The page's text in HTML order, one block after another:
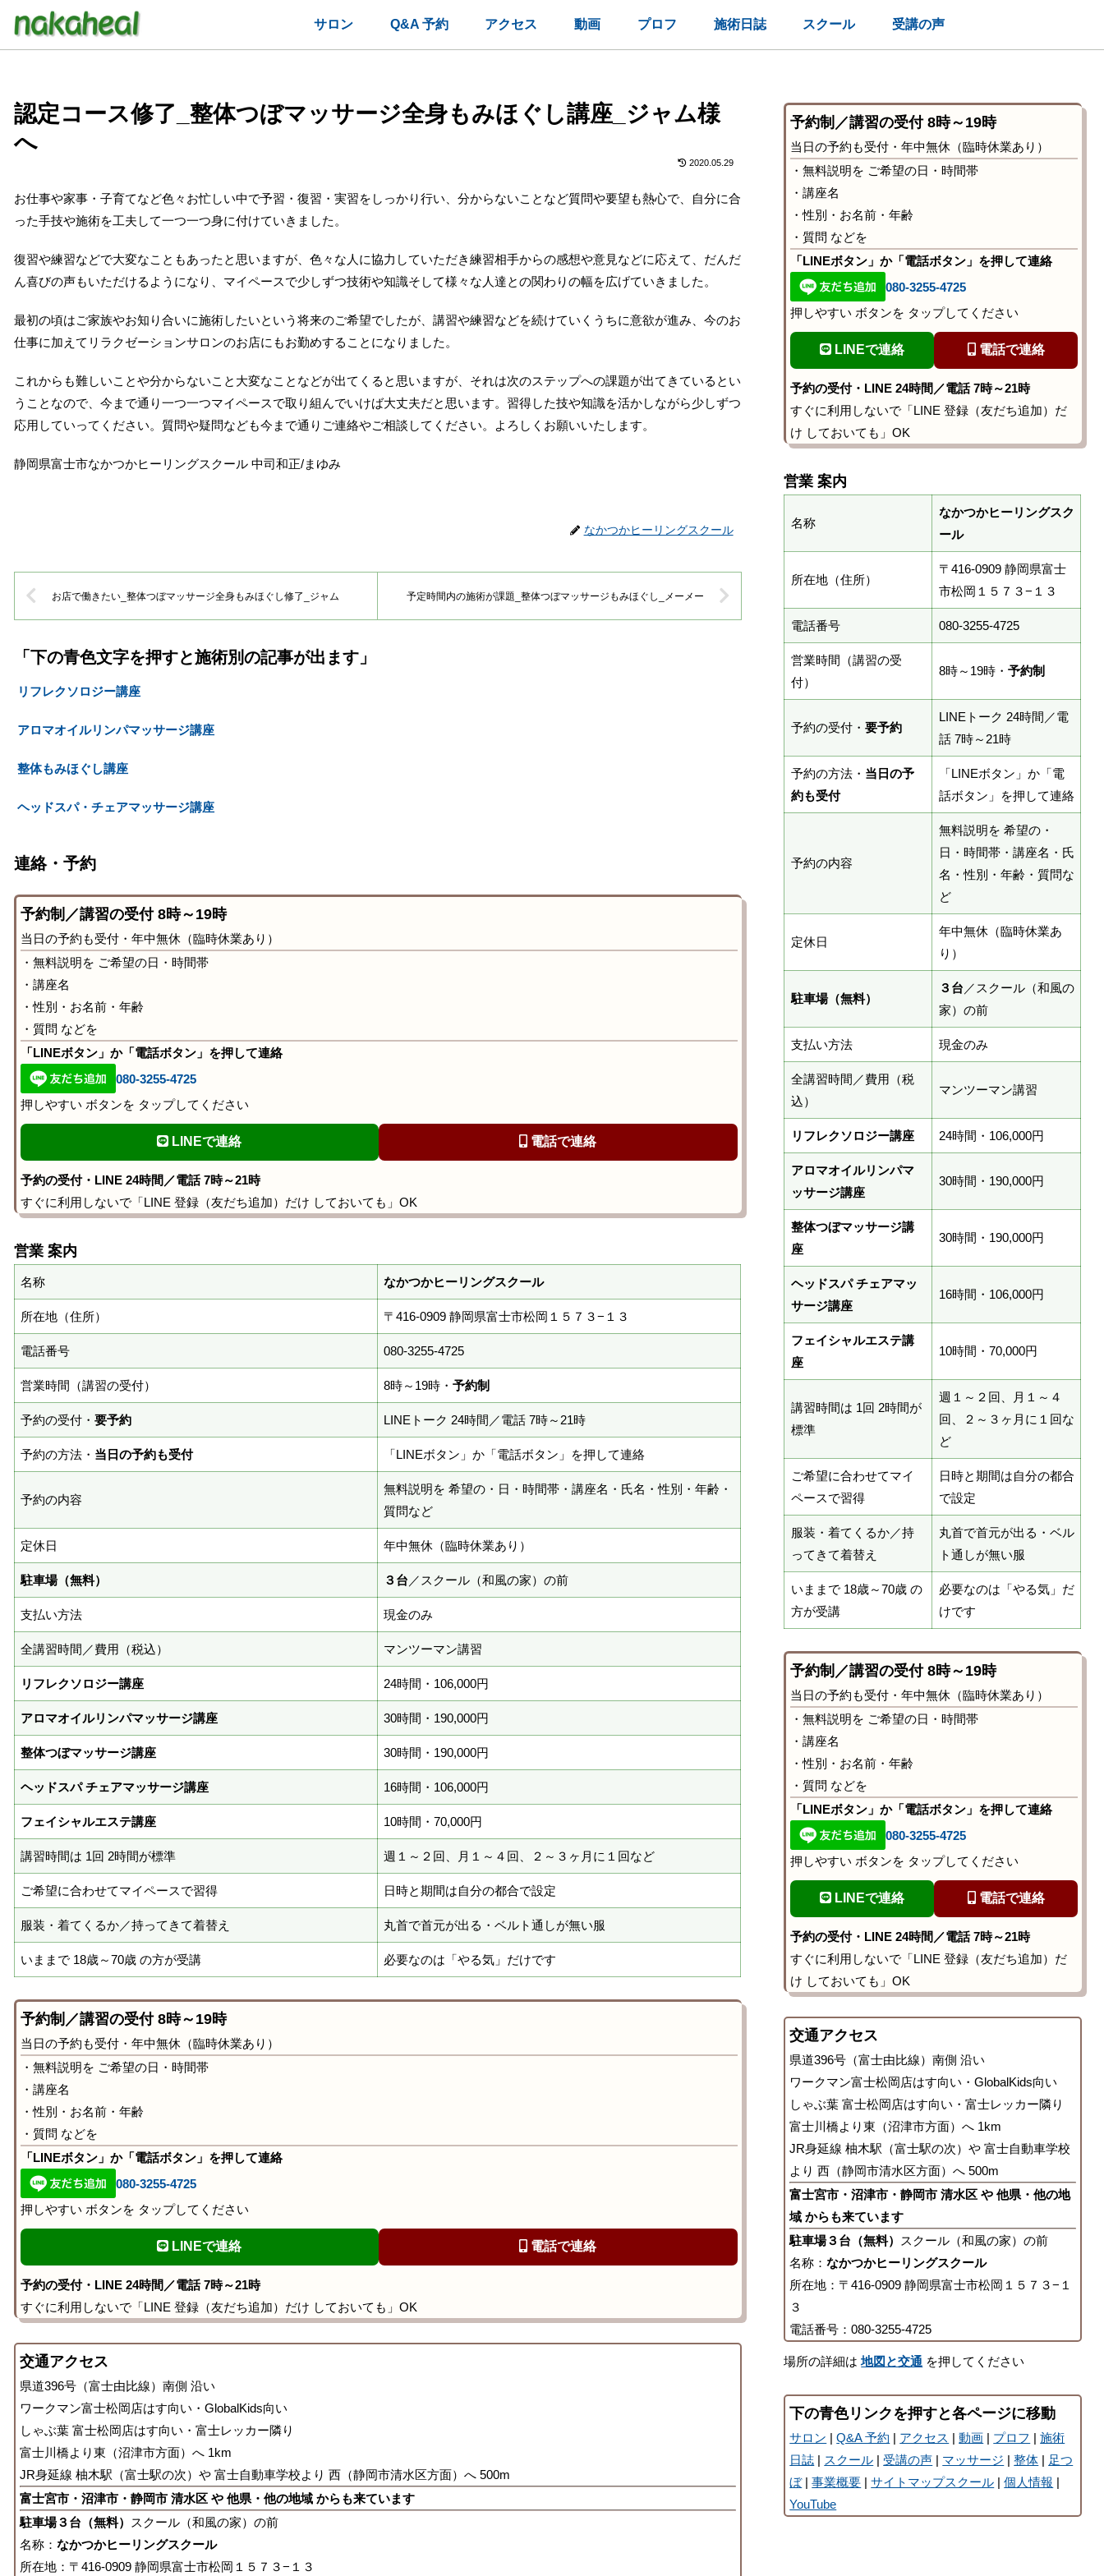
サロン Q&A 予約 アクセス 動画 プロフ 施術日誌 スクール 受講の声
認定コース修了_整体つぼマッサージ全身もみほぐし講座_ジャム様
へ
2020.05.29
お仕事や家事・子育てなど色々お忙しい中で予習・復習・実習をしっかり行い、分からないことなど質問や要望も熱心で、自分に合
った手技や施術を工夫して一つ一つ身に付けていきました。
復習や練習などで大変なこともあったと思いますが、色々な人に協力していただき練習相手からの感想や意見などに応えて、だんだ
ん喜びの声もいただけるようになり、マイペースで少しずつ技術や知識そして様々な人達との関わりの幅を広げていきました。
最初の頃はご家族やお知り合いに施術したいという将来のご希望でしたが、講習や練習などを続けていくうちに意欲が進み、今のお
仕事に加えてリラクゼーションサロンのお店にもお勤めすることになりました。
これからも難しいことや分からないこと大変なことなどが出てくると思いますが、それは次のステップへの課題が出てきているとい
うことなので、今まで通り一つ一つマイペースで取り組んでいけば大丈夫だと思います。習得した技や知識を活かしながら少しずつ
応用していってください。質問や疑問なども今まで通りご連絡やご相談してください。よろしくお願いいたします。
静岡県富士市なかつかヒーリングスクール 中司和正/まゆみ
なかつかヒーリングスクール
お店で働きたい_整体つぼマッサージ全身もみほぐし修了_ジャム 予定時間内の施術が課題_整体つぼマッサージもみほぐし_メーメー
「下の青色文字を押すと施術別の記事が出ます」
リフレクソロジー講座
アロマオイルリンパマッサージ講座
整体もみほぐし講座
ヘッドスパ・チェアマッサージ講座
連絡・予約
予約制／講習の受付 8時～19時
当日の予約も受付・年中無休（臨時休業あり）
・無料説明を ご希望の日・時間帯
・講座名
・性別・お名前・年齢
・質問 などを
「LINEボタン」か「電話ボタン」を押して連絡
080-3255-4725
押しやすい ボタンを タップしてください
LINEで連絡 電話で連絡
予約の受付・LINE 24時間／電話 7時～21時
すぐに利用しないで「LINE 登録（友だち追加）だけ しておいても」OK
営業 案内
名称 なかつかヒーリングスクール
所在地（住所） 〒416-0909 静岡県富士市松岡１５７３−１３
電話番号 080-3255-4725
営業時間（講習の受付） 8時～19時・予約制
予約の受付・要予約 LINEトーク 24時間／電話 7時～21時
予約の方法・ 当日の予約も受付 「LINEボタン」か「電話ボタン」を押して連絡
予約の内容
無料説明を 希望の・日・時間帯・講座名・氏名・性別・年齢・
質問など
定休日 年中無休（臨時休業あり）
駐車場（無料） ３台 ／スクール（和風の家）の前
支払い方法 現金のみ
全講習時間／費用（税込） マンツーマン講習
リフレクソロジー講座 24時間・106,000円
アロマオイルリンパマッサージ講座 30時間・190,000円
整体つぼマッサージ講座 30時間・190,000円
ヘッドスパ チェアマッサージ講座 16時間・106,000円
フェイシャルエステ講座 10時間・70,000円
講習時間は 1回 2時間が標準 週１～２回、月１～４回、２～３ヶ月に１回など
ご希望に合わせてマイペースで習得 日時と期間は自分の都合で設定
服装・着てくるか／持ってきて着替え 丸首で首元が出る・ベルト通しが無い服
いままで 18歳～70歳 の方が受講 必要なのは「やる気」だけです
予約制／講習の受付 8時～19時
当日の予約も受付・年中無休（臨時休業あり）
・無料説明を ご希望の日・時間帯
・講座名
・性別・お名前・年齢
・質問 などを
「LINEボタン」か「電話ボタン」を押して連絡
080-3255-4725
押しやすい ボタンを タップしてください
LINEで連絡 電話で連絡
予約の受付・LINE 24時間／電話 7時～21時
すぐに利用しないで「LINE 登録（友だち追加）だけ しておいても」OK
交通アクセス
県道396号（富士由比線）南側 沿い
ワークマン富士松岡店はす向い・GlobalKids向い
しゃぶ葉 富士松岡店はす向い・富士レッカー隣り
富士川橋より東（沼津市方面）へ 1km
JR身延線 柚木駅（富士駅の次）や 富士自動車学校より 西（静岡市清水区方面）へ 500m
富士宮市・沼津市・静岡市 清水区 や 他県・他の地域 からも来ています
駐車場３台（無料）
スクール（和風の家）の前
名称： なかつかヒーリングスクール
所在地：〒416-0909 静岡県富士市松岡１５７３−１３
予約制／講習の受付 8時～19時
当日の予約も受付・年中無休（臨時休業あり）
・無料説明を ご希望の日・時間帯
・講座名
・性別・お名前・年齢
・質問 などを
「LINEボタン」か「電話ボタン」を押して連絡
080-3255-4725
押しやすい ボタンを タップしてください
LINEで連絡 電話で連絡
予約の受付・LINE 24時間／電話 7時～21時
すぐに利用しないで「LINE 登録（友だち追加）だ
け しておいても」OK
営業 案内
名称
なかつかヒーリングスク
ール
所在地（住所）
〒416-0909 静岡県富士
市松岡１５７３−１３
電話番号 080-3255-4725
営業時間（講習の受
付）
8時～19時・ 予約制
予約の受付・ 要予約
LINEトーク 24時間／電
話 7時～21時
予約の方法・ 当日の予
約も受付
「LINEボタン」か「電
話ボタン」を押して連絡
予約の内容
無料説明を 希望の・
日・時間帯・講座名・氏
名・性別・年齢・質問な
ど
定休日
年中無休（臨時休業あ
り）
駐車場（無料）
３台 ／スクール（和風の
家）の前
支払い方法 現金のみ
全講習時間／費用（税
込）
マンツーマン講習
リフレクソロジー講座 24時間・106,000円
アロマオイルリンパマ
ッサージ講座
30時間・190,000円
整体つぼマッサージ講
座
30時間・190,000円
ヘッドスパ チェアマッ
サージ講座
16時間・106,000円
フェイシャルエステ講
座
10時間・70,000円
講習時間は 1回 2時間が
標準
週１～２回、月１～４
回、２～３ヶ月に１回な
ど
ご希望に合わせてマイ
ペースで習得
日時と期間は自分の都合
で設定
服装・着てくるか／持
ってきて着替え
丸首で首元が出る・ベル
ト通しが無い服
いままで 18歳～70歳 の
方が受講
必要なのは「やる気」だ
けです
予約制／講習の受付 8時～19時
当日の予約も受付・年中無休（臨時休業あり）
・無料説明を ご希望の日・時間帯
・講座名
・性別・お名前・年齢
・質問 などを
「LINEボタン」か「電話ボタン」を押して連絡
080-3255-4725
押しやすい ボタンを タップしてください
LINEで連絡 電話で連絡
予約の受付・LINE 24時間／電話 7時～21時
すぐに利用しないで「LINE 登録（友だち追加）だ
け しておいても」OK
交通アクセス
県道396号（富士由比線）南側 沿い
ワークマン富士松岡店はす向い・GlobalKids向い
しゃぶ葉 富士松岡店はす向い・富士レッカー隣り
富士川橋より東（沼津市方面）へ 1km
JR身延線 柚木駅（富士駅の次）や 富士自動車学校
より 西（静岡市清水区方面）へ 500m
富士宮市・沼津市・静岡市 清水区 や 他県・他の地
域 からも来ています
駐車場３台（無料）
スクール（和風の家）の前
名称：なかつかヒーリングスクール
所在地：〒416-0909 静岡県富士市松岡１５７３−１
３
電話番号：080-3255-4725
場所の詳細は地図と交通 を押してください
下の青色リンクを押すと各ページに移動
サロン |Q&A 予約 | アクセス |動画 | プロフ |施術
日誌 | スクール | 受講の声 | マッサージ |整体 | 足つ
ぼ|事業概要 |サイトマップスクール |個人情報 |
YouTube